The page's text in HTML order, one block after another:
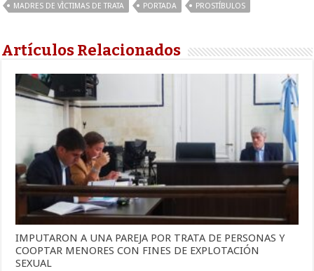
MADRES DE VÌCTIMAS DE TRATA PORTADA PROSTÍBULOS
Artículos Relacionados
IMPUTARON A UNA PAREJA POR TRATA DE PERSONAS Y
COOPTAR MENORES CON FINES DE EXPLOTACIÓN
SEXUAL